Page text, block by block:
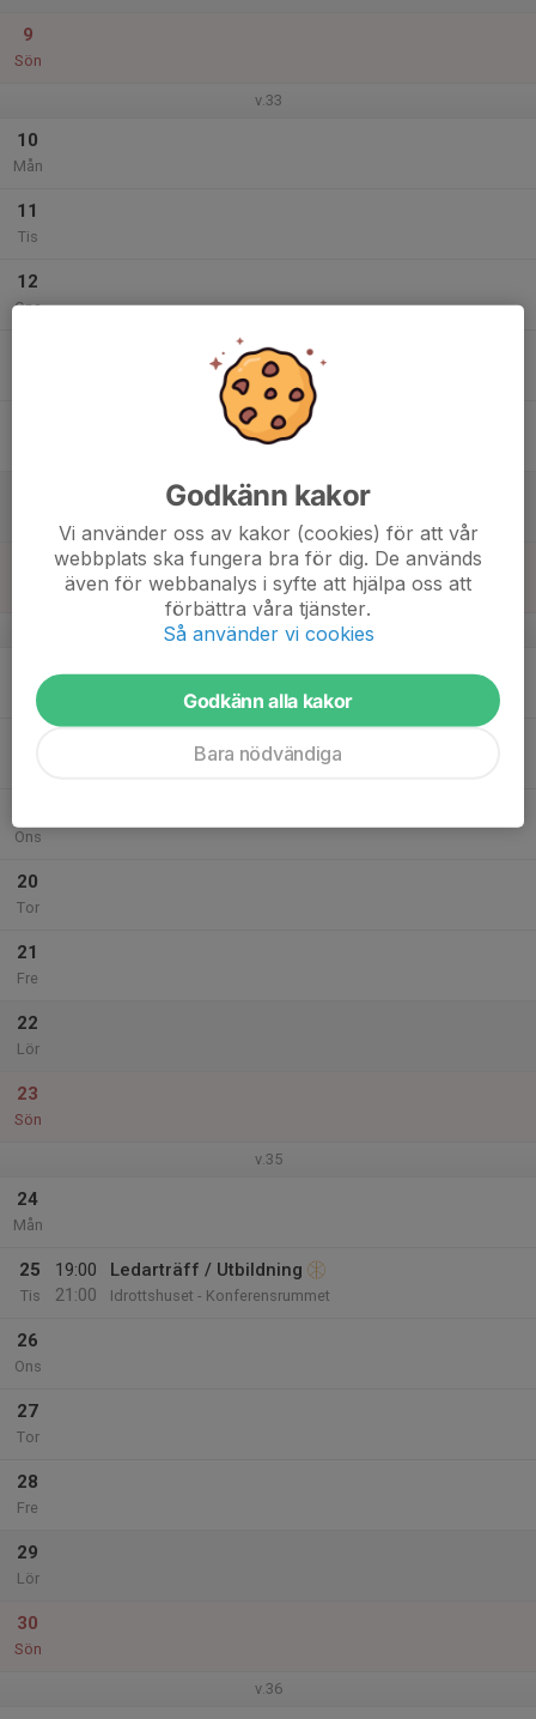
9
Sön
v.33
10
Mån
11
Tis
12
Ons
v.34
Mån
Ons
20
Tor
21
Fre
22
Lör
23
Sön
v.35
24
Mån
25
Tis
19:00
21:00
Ledarträff / Utbildning
Idrottshuset - Konferensrummet
26
Ons
27
Tor
28
Fre
29
Lör
30
Sön
v.36
Godkänn kakor
Vi använder oss av kakor (cookies) för att vår
webbplats ska fungera bra för dig. De används
även för webbanalys i syfte att hjälpa oss att
förbättra våra tjänster.
Så använder vi cookies
Godkänn alla kakor
Bara nödvändiga